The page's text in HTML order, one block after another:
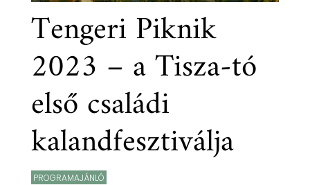
Tengeri Piknik
2023 – a Tisza-tó
első családi
kalandfesztiválja
PROGRAMAJÁNLÓ